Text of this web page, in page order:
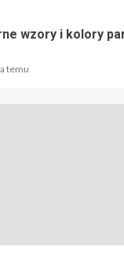
wzory i kolory
temu